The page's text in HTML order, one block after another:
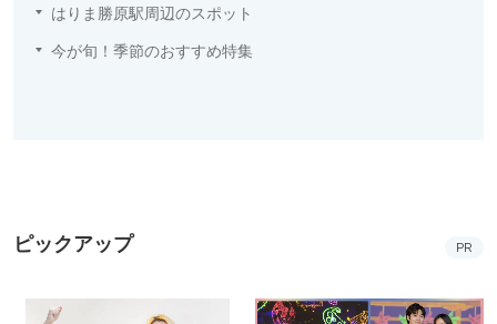
はりま勝原駅周辺のスポット
今が旬！季節のおすすめ特集
ピックアップ PR